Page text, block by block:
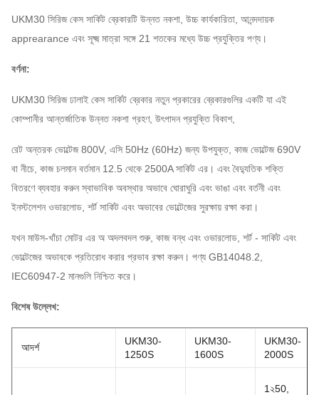
UKM30 সিরিজ কেস সার্কিট ব্রেকারটি উন্নত নকশা, উচ্চ কার্যকারিতা, আনন্দদায়ক
apprearance এবং সূক্ষ্ম মাত্রা সঙ্গে 21 শতকের মধ্যে উচ্চ প্রযুক্তির পণ্য।
বর্ণনা:
UKM30 সিরিজ ঢালাই কেস সার্কিট ব্রেকার নতুন প্রকারের ব্রেকারগুলির একটি যা এই
কোম্পানীর আন্তর্জাতিক উন্নত নকশা গ্রহণ, উৎপাদন প্রযুক্তি বিকাশ,
রেট অন্তরক ভোল্টেজ 800V, এসি 50Hz (60Hz) জন্য উপযুক্ত, কাজ ভোল্টেজ 690V
বা নীচে, কাজ চলমান বর্তমান 12.5 থেকে 2500A সার্কিট এর। এবং বৈদ্যুতিক শক্তি
বিতরণে ব্যবহার করুন স্বাভাবিক অবস্থার অভাবে ঘোরাঘুরি এবং ভাঙা এবং বর্তনী এবং
ইনস্টলেশন ওভারলোড, শর্ট সার্কিট এবং অভাবের ভোল্টেজের সুরক্ষায় রক্ষা করা।
যখন মাউস-খাঁচা মোটর এর অ অদলবদল শুরু, কাজ বন্ধ এবং ওভারলোড, শর্ট - সার্কিট এবং
ভোল্টেজের অভাবকে প্রতিরোধ করার প্রভাব রক্ষা করুন। পণ্য GB14048.2,
IEC60947-2 মানগুলি নিশ্চিত করে।
বিশেষ উল্লেখ:
আদর্শ
UKM30-
1250S
UKM30-
1600S
UKM30-
2000S
1২50,